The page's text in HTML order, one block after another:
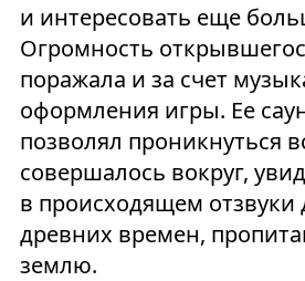
и интересовать еще
Огромность
поражала и за счет
оформления игры. Ее
позволял проникнуться
совершалось вокруг,
в происходящем отзвуки
древних времен,
землю.